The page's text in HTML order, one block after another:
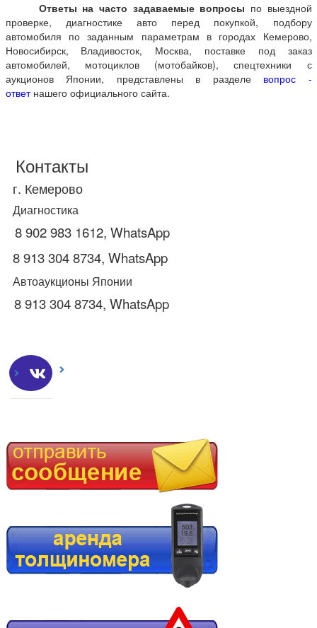
Ответы на часто задаваемые вопросы по выездной
проверке, диагностике авто перед покупкой, подбору
автомобиля по заданным параметрам в городах Кемерово,
Новосибирск, Владивосток, Москва, поставке под заказ
автомобилей, мотоциклов (мотобайков), спецтехники с
аукционов Японии, представлены в разделе вопрос -
ответнашего официального сайта.
Контакты
г. Кемерово
Диагностика
8 902 983 1612, WhatsApp
8 913 304 8734, WhatsApp
Автоаукционы Японии
8 913 304 8734, WhatsApp